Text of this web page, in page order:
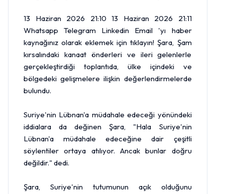
13 Haziran 2026 21:10 13 Haziran 2026 21:11
Whatsapp Telegram Linkedin Email 'yı haber
kaynağınız olarak eklemek için tıklayın! Şara, Şam
kırsalındaki kanaat önderleri ve ileri gelenlerle
gerçekleştirdiği toplantıda, ülke içindeki ve
bölgedeki gelişmelere ilişkin değerlendirmelerde
bulundu.
Suriye'nin Lübnan'a müdahale edeceği yönündeki
iddialara da değinen Şara, "Hala Suriye'nin
Lübnan'a müdahale edeceğine dair çeşitli
söylentiler ortaya atılıyor. Ancak bunlar doğru
değildir." dedi.
Şara, Suriye'nin tutumunun açık olduğunu